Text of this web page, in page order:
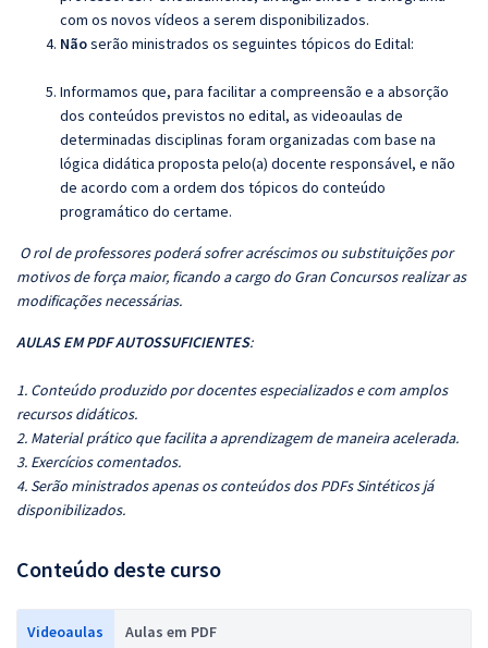
com os novos vídeos a serem disponibilizados.
Nãoserão ministrados os seguintes tópicos do Edital:
Informamos que, para facilitar a compreensão e a absorção
dos conteúdos previstos no edital, as videoaulas de
determinadas disciplinas foram organizadas com base na
lógica didática proposta pelo(a) docente responsável, e não
de acordo com a ordem dos tópicos do conteúdo
programático do certame.
O rol de professores poderá sofrer acréscimos ou substituições por
motivos de força maior, ficando a cargo do Gran Concursos realizar as
modificações necessárias.
AULAS EM PDF AUTOSSUFICIENTES:
1. Conteúdo produzido por docentes especializados e com amplos
recursos didáticos.
2. Material prático que facilita a aprendizagem de maneira acelerada.
3. Exercícios comentados.
4. Serão ministrados apenas os conteúdos dos PDFs Sintéticos já
disponibilizados.
Conteúdo deste curso
Videoaulas Aulas em PDF